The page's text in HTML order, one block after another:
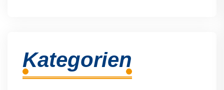
Kategorien